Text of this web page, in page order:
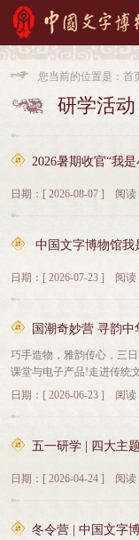
 研学活动
 您当前的位置是： 首
2026暑期收官“我
日期：[ 2026-08-07 ] 阅读
中国文字博物馆我
日期：[ 2026-07-23 ] 阅读
国潮奇妙营 寻韵
巧手造物，雅韵传心，三
课堂与电子产品!走进传统
三天的专属旅程里，孩子
沉浸式实地研学，让历史
妙营三大亮点1.多元非遗
工，沉浸式感受古人的浪
配动手创作，边学边做、
日期：[ 2026-06-23 ] 阅读
五一研学 | 四大主
日期：[ 2026-04-24 ] 阅读
冬令营 | 中国文字